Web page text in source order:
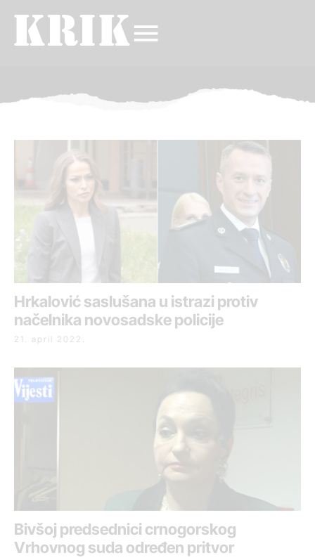
Hrkalović saslušana u istrazi protiv
načelnika novosadske policije
21. april 2022.
Bivšoj predsednici crnogorskog
Vrhovnog suda određen pritvor